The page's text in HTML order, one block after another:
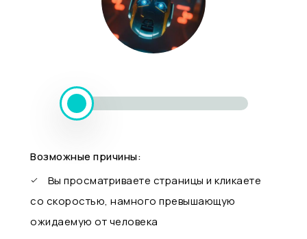
Возможные причины:
Вы просматриваете страницы и кликаете
со скоростью, намного превышающую
ожидаемую от человека